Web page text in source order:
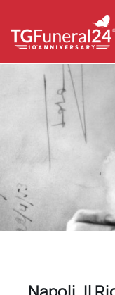
content